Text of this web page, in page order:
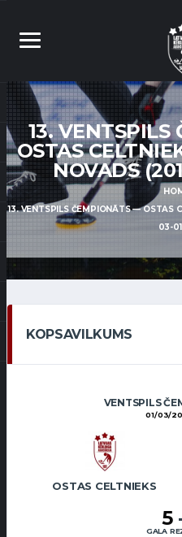
13.
OSTAS
NOVADS
13. VENTSPILS ČEMPIONĀTS — OSTAS
03-01
KOPSAVILKUMS
VENTSPILS
01/03/
OSTAS CELTNIEKS
5
GALA